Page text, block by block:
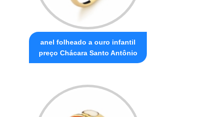
anel folheado a ouro infantil
preço Chácara Santo Antônio